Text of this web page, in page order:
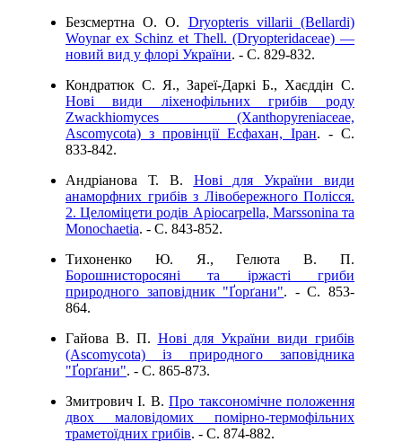
Безсмертна О. О. Dryopteris villariі (Bellardi)
Woynar ex Schinz et Thell. (Dryopteridaceae) —
новий вид у флорі України. - C. 829-832.
Кондратюк С. Я., Зареї-Даркі Б., Хаєддін С.
Нові види ліхенофільних грибів роду
Zwackhiomyces (Xanthopyreniaceae,
Ascomycota) з провінції Есфахан, Іран. - C.
833-842.
Андріанова Т. В. Нові для України види
анаморфних грибів з Лівобережного Полісся.
2. Целоміцети родів Apiocarpella, Marssonina та
Monochaetia. - C. 843-852.
Тихоненко Ю. Я., Гелюта В. П.
Борошнисторосяні та іржасті гриби
природного заповідник "Ґорґани". - C. 853-
864.
Гайова В. П. Нові для України види грибів
(Ascomycota) із природного заповідника
"Ґорґани". - C. 865-873.
Змитрович І. В.Про таксономічне положення
двох маловідомих помірно-термофільних
траметоїдних грибів. - C. 874-882.